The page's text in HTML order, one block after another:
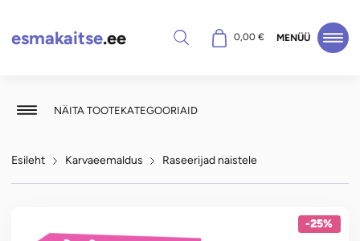
esmakaitse.ee Otsi 0,00€ MENÜÜ
NÄITA TOOTEKATEGOORIAID
Esileht Karvaeemaldus Raseerijad naistele
-25%